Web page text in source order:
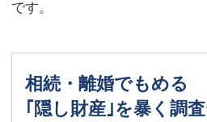
です。
相続・離婚でもめる
｢隠し財産｣を暴く調